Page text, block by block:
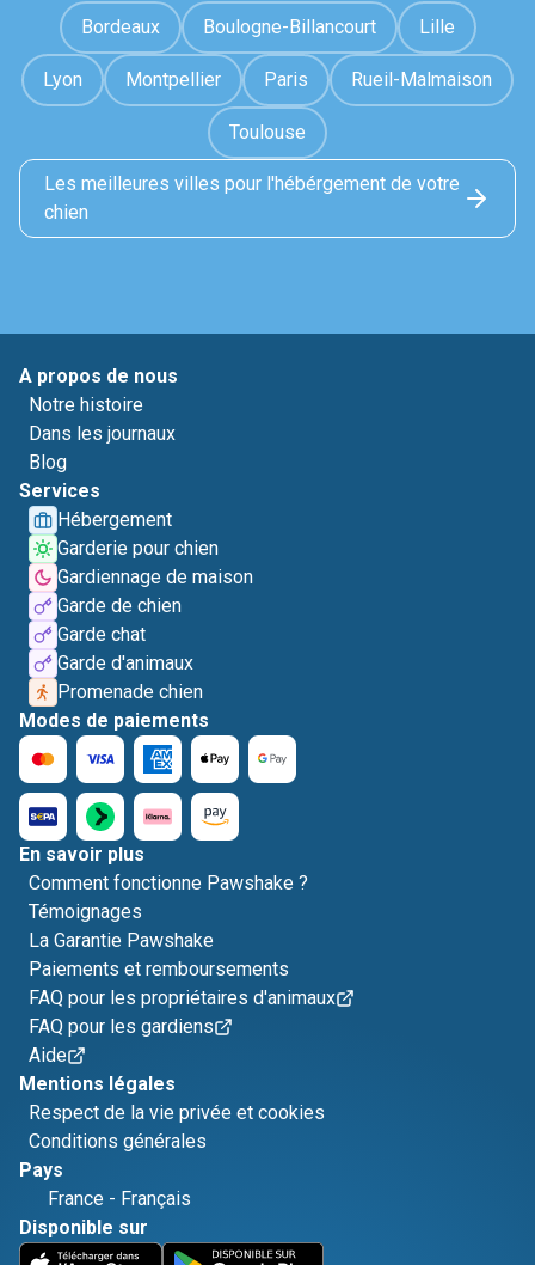
Bordeaux Boulogne-Billancourt Lille
Lyon Montpellier Paris Rueil-Malmaison
Toulouse
Les meilleures villes pour l'hébérgement de votre
chien
A propos de nous
Notre histoire
Dans les journaux
Blog
Services
Hébergement
Garderie pour chien
Gardiennage de maison
Garde de chien
Garde chat
Garde d'animaux
Promenade chien
Modes de paiements
En savoir plus
Comment fonctionne Pawshake ?
Témoignages
La Garantie Pawshake
Paiements et remboursements
FAQ pour les propriétaires d'animaux
FAQ pour les gardiens
Aide
Mentions légales
Respect de la vie privée et cookies
Conditions générales
Pays
France - Français
Disponible sur